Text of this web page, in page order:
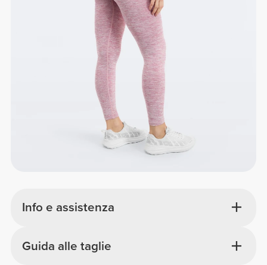
Info e assistenza
Guida alle taglie